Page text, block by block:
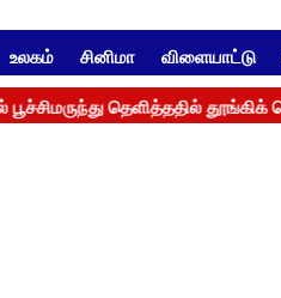
உலகம் சினிமா விளையாட்டு